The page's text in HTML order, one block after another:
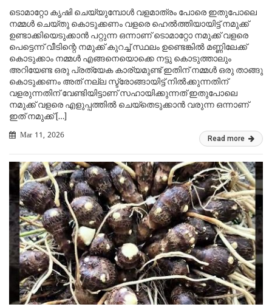
ടൊമാറ്റോ കൃഷി ചെയ്യുമ്പോൾ വളമാത്രം പോരെ ഇതുപോലെ
നമ്മൾ ചെയ്തു കൊടുക്കണം വളരെ ഹെൽത്തിയായിട്ട് നമുക്ക്
ഉണ്ടാക്കിയെടുക്കാൻ പറ്റുന്ന ഒന്നാണ് ടൊമാറ്റോ നമുക്ക് വളരെ
പെട്ടെന്ന് വീടിന്റെ നമുക്ക് കുറച്ച് സ്ഥലം ഉണ്ടെങ്കിൽ മണ്ണിലേക്ക്
കൊടുക്കാം നമ്മൾ എങ്ങനെയൊക്കെ നട്ടു കൊടുത്താലും
അറിയേണ്ട ഒരു പ്രത്യേക കാര്യമുണ്ട് ഇതിന് നമ്മൾ ഒരു താങ്ങു
കൊടുക്കണം അത് നല്ല സ്ട്രോങ്ങായിട്ട് നിൽക്കുന്നതിന്
വളരുന്നതിന് വേണ്ടിയിട്ടാണ് സഹായിക്കുന്നത് ഇതുപോലെ
നമുക്ക് വളരെ എളുപ്പത്തിൽ ചെയ്തെടുക്കാൻ വരുന്ന ഒന്നാണ്
ഇത് നമുക്ക് […]
Mar 11, 2026 Read more